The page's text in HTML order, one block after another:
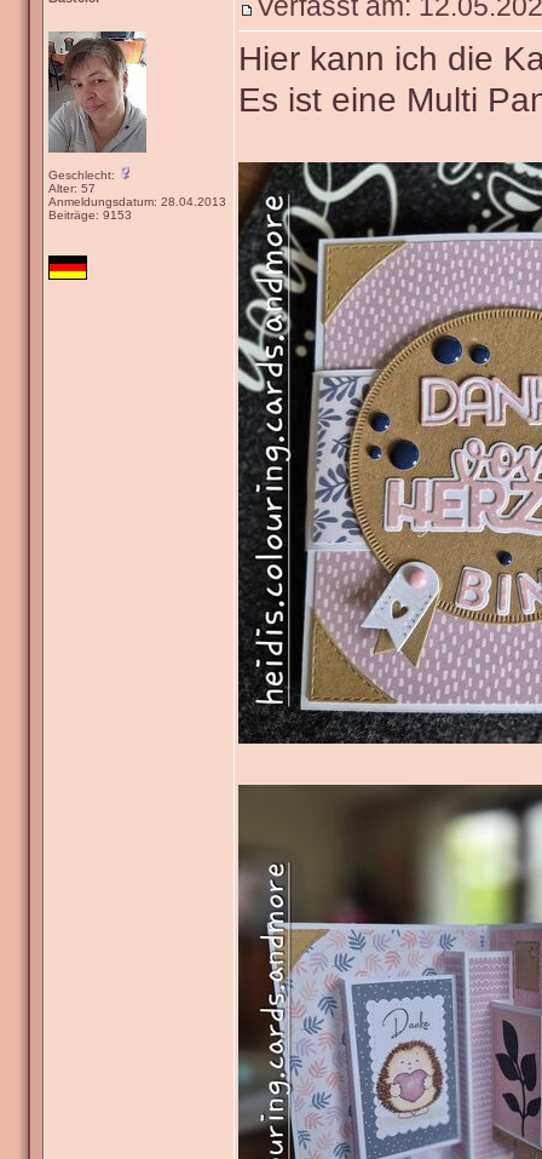
Geschlecht:
Alter: 57
Anmeldungsdatum: 28.04.2013
Beiträge: 9153
Hier kann ich die
Es ist eine Multi